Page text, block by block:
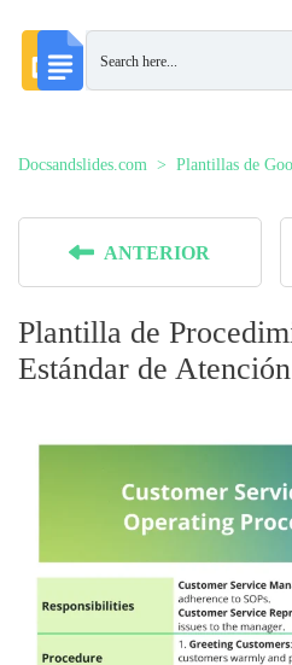
Docsandslides.com Plantillas de
ANTERIOR
Plantilla de
Estándar de